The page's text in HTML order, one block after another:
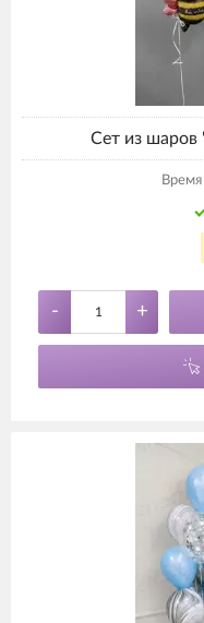
Сет из шаров
- +